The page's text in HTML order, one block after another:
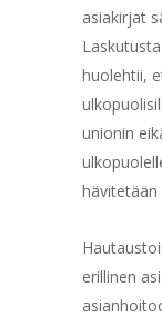
asiakirjat
huolehtii,
unionin
hävitetään
erillinen